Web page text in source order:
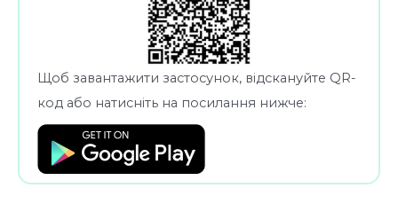
Щоб завантажити застосунок, відскануйте QR-
код або натисніть на посилання нижче: